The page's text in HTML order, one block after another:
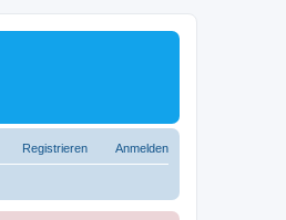
Anmelden
Registrieren